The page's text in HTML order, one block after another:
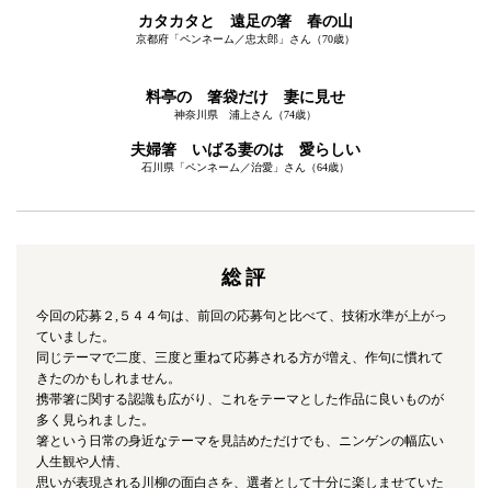
カタカタと 遠足の箸 春の山
京都府「ペンネーム／忠太郎」さん（70歳）
料亭の 箸袋だけ 妻に見せ
神奈川県 浦上さん（74歳）
夫婦箸 いばる妻のは 愛らしい
石川県「ペンネーム／治愛」さん（64歳）
総評
今回の応募２,５４４句は、前回の応募句と比べて、技術水準が上がっ
ていました。
同じテーマで二度、三度と重ねて応募される方が増え、作句に慣れて
きたのかもしれません。
携帯箸に関する認識も広がり、これをテーマとした作品に良いものが
多く見られました。
箸という日常の身近なテーマを見詰めただけでも、ニンゲンの幅広い
人生観や人情、
思いが表現される川柳の面白さを、選者として十分に楽しませていた